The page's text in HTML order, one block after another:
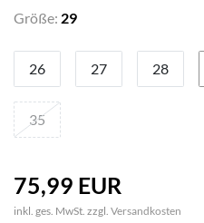
Größe: 29
26 27 28
35
75,99 EUR
inkl. ges. MwSt. zzgl. Versandkosten